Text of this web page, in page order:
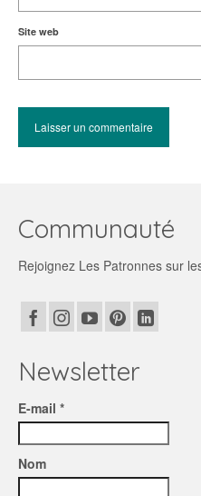
Site web
Communauté
Rejoignez Les Patronnes sur
Newsletter
E-mail *
Nom